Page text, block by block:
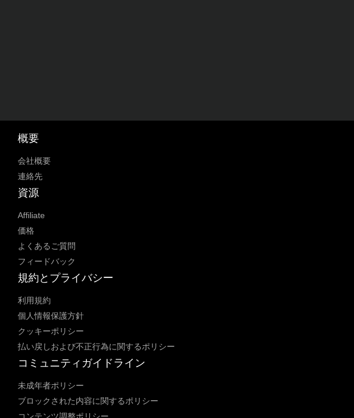
概要
会社概要
連絡先
資源
Affiliate
価格
よくあるご質問
フィードバック
規約とプライバシー
利用規約
個人情報保護方針
クッキーポリシー
払い戻しおよび不正行為に関するポリシー
コミュニティガイドライン
未成年者ポリシー
ブロックされた内容に関するポリシー
コンテンツ調整ポリシー